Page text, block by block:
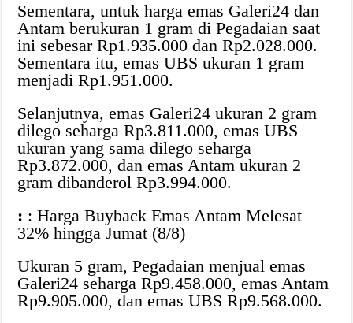
Sementara, untuk harga emas Galeri24 dan
Antam berukuran 1 gram di Pegadaian saat
ini sebesar Rp1.935.000 dan Rp2.028.000.
Sementara itu, emas UBS ukuran 1 gram
menjadi Rp1.951.000.
Selanjutnya, emas Galeri24 ukuran 2 gram
dilego seharga Rp3.811.000, emas UBS
ukuran yang sama dilego seharga
Rp3.872.000, dan emas Antam ukuran 2
gram dibanderol Rp3.994.000.
: : Harga Buyback Emas Antam Melesat
32% hingga Jumat (8/8)
Ukuran 5 gram, Pegadaian menjual emas
Galeri24 seharga Rp9.458.000, emas Antam
Rp9.905.000, dan emas UBS Rp9.568.000.